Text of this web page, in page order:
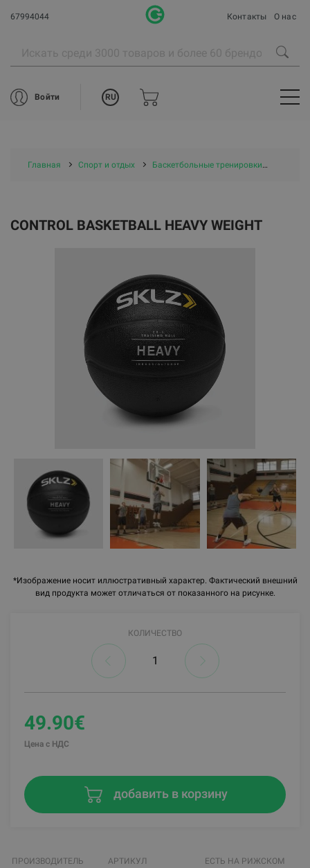
67994044 Контакты О нас
Войти RU
Главная Спорт и отдых Баскетбольные тренировки
*Изображение носит иллюстративный характер. Фактический внешний
вид продукта может отличаться от показанного на рисунке.
CONTROL BASKETBALL HEAVY WEIGHT
КОЛИЧЕСТВО
49.90€
Цена с НДС
добавить в корзину
ПРОИЗВОДИТЕЛЬ АРТИКУЛ
ЕСТЬ НА РИЖСКОМ